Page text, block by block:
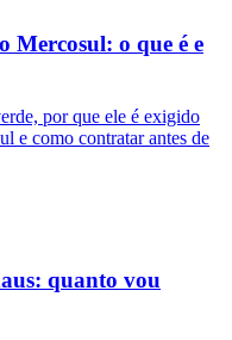
Mercosul: o que é e
por que ele é exigido
e como contratar antes de
quanto vou